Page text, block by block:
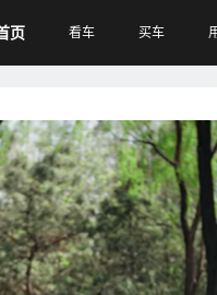
页 看车 买车